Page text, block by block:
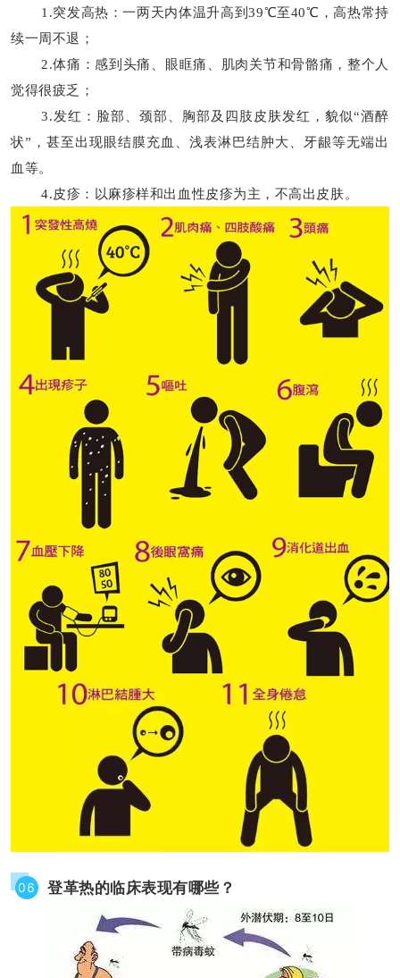
1.突发高热：一两天内体温升高到39℃至40℃，高热常持
续一周不退；
2.体痛：感到头痛、眼眶痛、肌肉关节和骨骼痛，整个人
觉得很疲乏；
3.发红：脸部、颈部、胸部及四肢皮肤发红，貌似“酒醉
状”，甚至出现眼结膜充血、浅表淋巴结肿大、牙龈等无端出
血等。
4.皮疹：以麻疹样和出血性皮疹为主，不高出皮肤。
06 登革热的临床表现有哪些？